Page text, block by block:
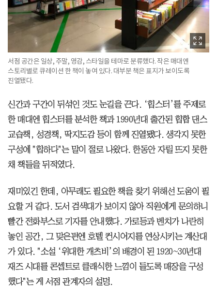
서점 공간은 일상, 주말, 영감, 스타일을 테마로 분류했다. 작은 매대엔
스토리별로 큐레이션 한 책이 놓여 있다. 대부분 책은 표지가 보이도록
진열됐다.
신간과 구간이 뒤섞인 것도 눈길을 끈다. ‘힙스터’를 주제로
한 매대엔 힙스터를 분석한 책과 1990년대 출간된 힙합 댄스
교습책, 성경책, 딱지도감 등이 함께 진열됐다. 생각지 못한
구성에 "힙하다"는 말이 절로 나왔다. 한동안 자릴 뜨지 못한
채 책들을 뒤적였다.
재미있긴 한데, 아무래도 필요한 책을 찾기 위해선 도움이 필
요할 거 같다. 도서 검색대가 보이지 않아 직원에게 문의하니
빨간 전화부스로 기자를 안내했다. 가로등과 벤치가 나란히
놓인 공간, 그 맞은편엔 호텔 컨시어지를 연상시키는 계산대
가 있다. "소설 ‘위대한 개츠비’의 배경이 된 1920~30년대
재즈 시대를 콘셉트로 클래식한 느낌이 들도록 매장을 구성
했다"는 게 서점 관계자의 설명.